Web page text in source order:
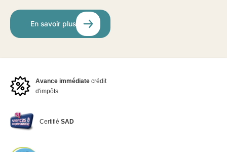
En savoir plus
Avance immédiate crédit
d'impôts
CertifiéSAD